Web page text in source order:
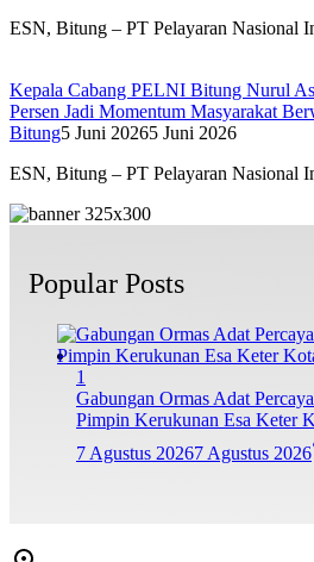
ESN, Bitung – PT Pelayaran Nasional
Kepala Cabang PELNI Bitung Nurul
Persen Jadi Momentum Masyarakat
Bitung5 Juni 20265 Juni 2026
ESN, Bitung – PT Pelayaran Nasional
Popular Posts
1
Gabungan Ormas Adat
Pimpin Kerukunan Esa Keter
7 Agustus 20267 Agustus 2026